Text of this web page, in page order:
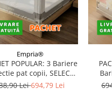
Empria®
POPULAR: 3 Bariere
pat copii, SELECT,
160x200 cm
Lei694,79 Lei